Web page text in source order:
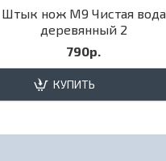
Штык нож М9 Чистая вода
деревянный 2
790р.
КУПИТЬ